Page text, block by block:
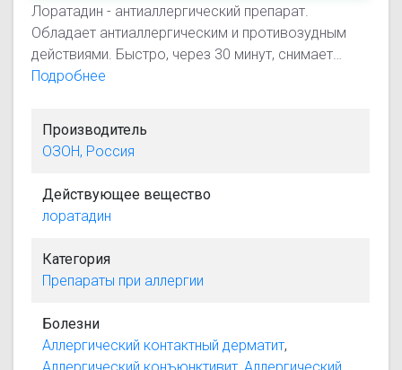
Лоратадин - антиаллергический препарат.
Обладает антиаллергическим и противозудным
действиями. Быстро, через 30 минут, снимает
симптомы аллергии и действует на протяжении 24
Подробнее
Производитель
ОЗОН, Россия
Действующее вещество
лоратадин
Категория
Препараты при аллергии
Болезни
Аллергический контактный дерматит,